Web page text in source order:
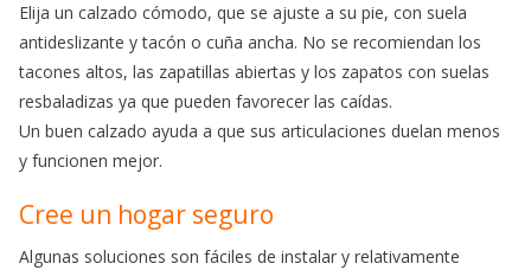
Elija un calzado cómodo, que se ajuste a su pie, con suela
antideslizante y tacón o cuña ancha. No se recomiendan los
tacones altos, las zapatillas abiertas y los zapatos con suelas
resbaladizas ya que pueden favorecer las caídas.
Un buen calzado ayuda a que sus articulaciones duelan menos
y funcionen mejor.
Cree un hogar seguro
Algunas soluciones son fáciles de instalar y relativamente